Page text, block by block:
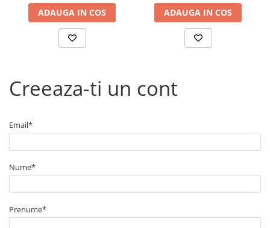
ADAUGA IN COS ADAUGA IN COS
Creeaza-ti un cont
Email*
Nume*
Prenume*